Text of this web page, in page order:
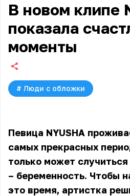
В новом клипе
показала
моменты
# Люди с обложки
Певица NYUSHA
самых прекрасных
только может
– беременность. Чтобы
это время, артистка